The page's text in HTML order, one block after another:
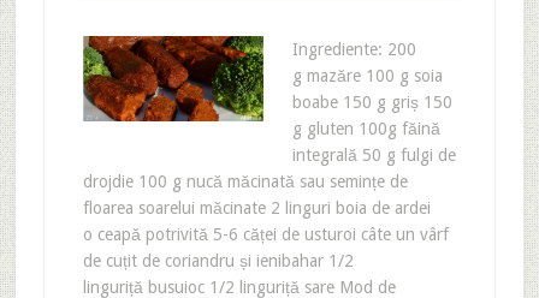
Ingrediente: 200
g mazăre 100 g soia
boabe 150 g griș 150
g gluten 100g făină
integrală 50 g fulgi de
drojdie 100 g nucă măcinată sau semințe de
floarea soarelui măcinate 2 linguri boia de ardei
o ceapă potrivită 5-6 căței de usturoi câte un vârf
de cuțit de coriandru și ienibahar 1/2
linguriță busuioc 1/2 linguriță sare Mod de